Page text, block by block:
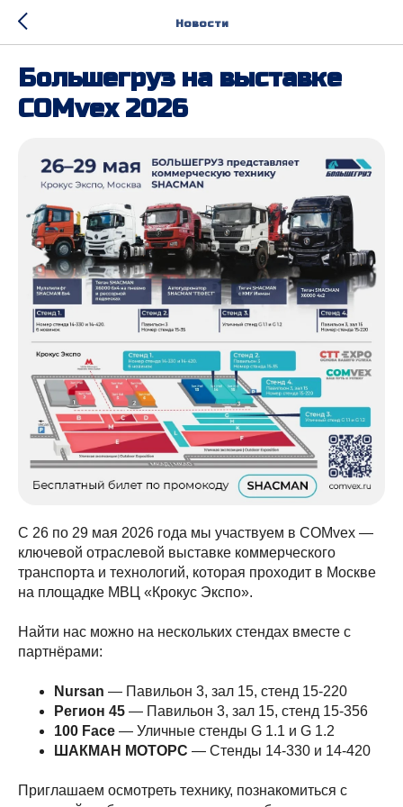
Новости
Большегруз на выставке
COMvex 2026
С 26 по 29 мая 2026 года мы участвуем в COMvex —
ключевой отраслевой выставке коммерческого
транспорта и технологий, которая проходит в Москве
на площадке МВЦ «Крокус Экспо».
Найти нас можно на нескольких стендах вместе с
партнёрами:
Nursan — Павильон 3, зал 15, стенд 15-220
Регион 45 — Павильон 3, зал 15, стенд 15-356
100 Face — Уличные стенды G 1.1 и G 1.2
ШАКМАН МОТОРС — Стенды 14-330 и 14-420
Приглашаем осмотреть технику, познакомиться с